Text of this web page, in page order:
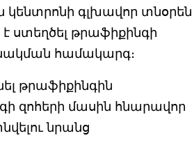
գլխավոր տնօրեն
ստեղծել թրաֆիքինգի
համակարգ։
թրաֆիքինգին
զոհերի մասին հնարավոր
նրանց